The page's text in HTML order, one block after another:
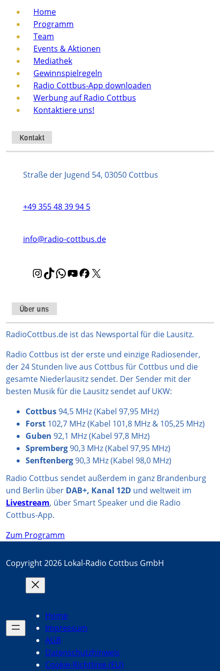
Home
Programm
Team
Events & Aktionen
Mediathek
Gewinnspielregeln
Radio Cottbus-App downloaden
Werbung auf Radio Cottbus
Kontaktiere uns!
Kontakt
Straße der Jugend 54, 03050 Cottbus
+49 355 48 39 94 5
info@radio-cottbus.de
I
t
a
g
a
m
T
o
k
W
s
A
p
Y
u
b
F
b
o
k
Über uns
RadioCottbus.de ist das Newsportal für die Lausitz.
Radio Cottbus ist der erste und einzige Radiosender,
der 24 Stunden live aus Cottbus für Cottbus und die
gesamte Niederlausitz sendet. Der Sender mit der
besten Musik für die Lausitz sendet auf UKW:
Cottbus94,5 MHz (Kabel 97,95 MHz)
Forst 102,7 MHz (Kabel 101,8 MHz & 105,25 MHz)
Guben 92,1 MHz (Kabel 97,8 MHz)
Spremberg90,3 MHz (Kabel 97,95 MHz)
Senftenberg90,3 MHz (Kabel 98,0 MHz)
Radio Cottbus sendet außerdem in ganz Brandenburg
und Berlin über DAB+, Kanal 12D und weltweit im
Livestream, über Smart Speaker und die Radio
Cottbus-App.
Zum Programm
Copyright 2026 Lokal-Radio Cottbus GmbH
Home
Impressum
AGB
Datenschutzhinweis
Cookie-Richtlinie (EU)